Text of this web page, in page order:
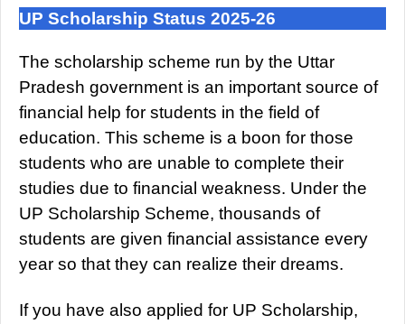
UP Scholarship Status 2025-26
The scholarship scheme run by the Uttar
Pradesh government is an important source of
financial help for students in the field of
education. This scheme is a boon for those
students who are unable to complete their
studies due to financial weakness. Under the
UP Scholarship Scheme, thousands of
students are given financial assistance every
year so that they can realize their dreams.
If you have also applied for UP Scholarship,